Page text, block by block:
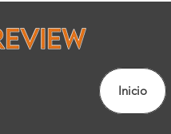
Inicio